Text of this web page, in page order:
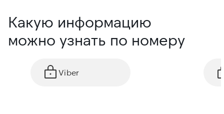
Какую информацию
можно узнать по номеру
Viber